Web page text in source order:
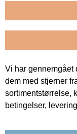
Vi har
dem med stjerner
sortimentstørrelse,
betingelser,